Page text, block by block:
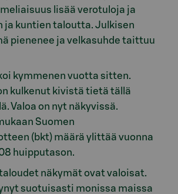
lisää verotuloja ja
ja kuntien taloutta. Julkisen
pienenee ja velkasuhde taittuu
kymmenen vuotta sitten.
kulkenut kivistä tietä tällä
Valoa on nyt näkyvissä.
Suomen
(bkt) määrä ylittää vuonna
huipputason.
näkymät ovat valoisat.
suotuisasti monissa maissa